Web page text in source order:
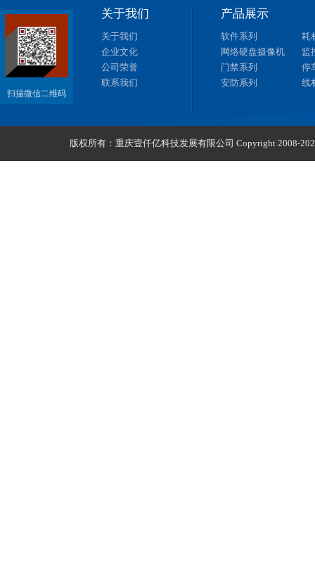
扫描微信二维码
关于我们
关于我们
企业文化
公司荣誉
联系我们
产品展示
软件系列
耗
网络硬盘摄像机
监
门禁系列
停
安防系列
线
版权所有：重庆壹仟亿科技发展有限公司 Copyright 2008-